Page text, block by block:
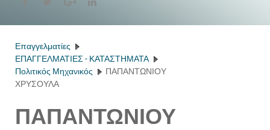
Επαγγελματίες
ΕΠΑΓΓΕΛΜΑΤΙΕΣ - ΚΑΤΑΣΤΗΜΑΤΑ
Πολιτικός Μηχανικός
ΠΑΠΑΝΤΩΝΙΟΥ
ΧΡΥΣΟΥΛΑ
ΠΑΠΑΝΤΩΝΙΟΥ